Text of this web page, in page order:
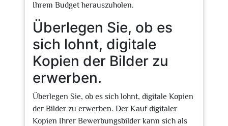
Ihrem Budget herauszuholen.
Überlegen Sie, ob es
sich lohnt, digitale
Kopien der Bilder zu
erwerben.
Überlegen Sie, ob es sich lohnt, digitale Kopien
der Bilder zu erwerben. Der Kauf digitaler
Kopien Ihrer Bewerbungsbilder kann sich als